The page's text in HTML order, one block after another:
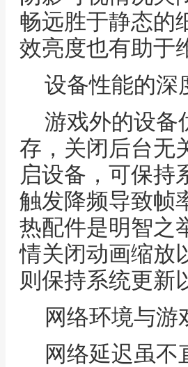
畅远胜于静态的
效亮度也有助于
设备性能的深
游戏外的设备
存，关闭后台无
启设备，可保持
触发降频导致帧
热配件是明智之
情关闭动画缩放
则保持系统更新
网络环境与游
网络延迟虽